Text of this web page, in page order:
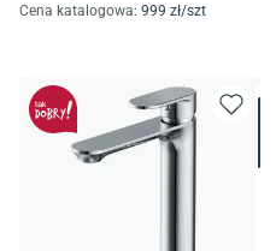
Cena katalogowa: 999 zł/szt